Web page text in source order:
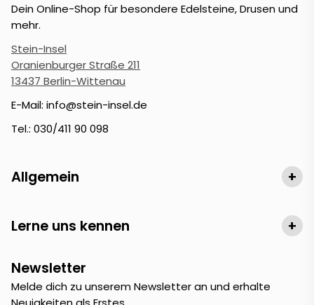
Dein Online-Shop für besondere Edelsteine, Drusen und
mehr.
Stein-Insel
Oranienburger Straße 211
13437 Berlin-Wittenau
E-Mail: info@stein-insel.de
Tel.: 030/411 90 098
Allgemein +
Lerne uns kennen +
Newsletter
Melde dich zu unserem Newsletter an und erhalte